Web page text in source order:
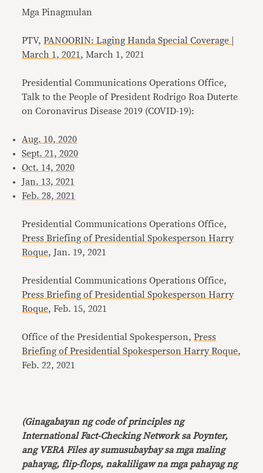
Mga Pinagmulan
PTV,PANOORIN: Laging Handa Special Coverage |
March 1, 2021 , March 1, 2021
Presidential Communications Operations Office,
Talk to the People of President Rodrigo Roa Duterte
on Coronavirus Disease 2019 (COVID-19):
Aug. 10, 2020
Sept. 21, 2020
Oct. 14, 2020
Jan. 13, 2021
Feb. 28, 2021
Presidential Communications Operations Office,
Press Briefing of Presidential Spokesperson Harry
Roque, Jan. 19, 2021
Presidential Communications Operations Office,
Press Briefing of Presidential Spokesperson Harry
Roque, Feb. 15, 2021
Office of the Presidential Spokesperson,Press
Briefing of Presidential Spokesperson Harry Roque,
Feb. 22, 2021
(Ginagabayan ng code of principles ng
International Fact-Checking Network sa Poynter,
ang VERA Files ay sumusubaybay sa mga maling
pahayag, flip-flops, nakaliligaw na mga pahayag ng